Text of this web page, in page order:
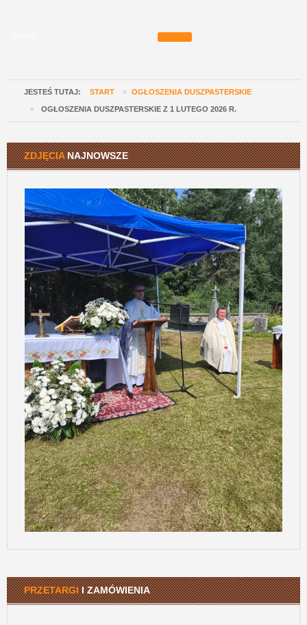
JESTEŚ TUTAJ: START » OGŁOSZENIA DUSZPASTERSKIE
» OGŁOSZENIA DUSZPASTERSKIE Z 1 LUTEGO 2026 R.
ZDJĘCIANAJNOWSZE
PRZETARGII ZAMÓWIENIA